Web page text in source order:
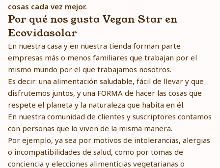
cosas cada vez mejor.
Por qué nos gusta Vegan Star en
Ecovidasolar
En nuestra casa y en nuestra tienda forman parte
empresas más o menos familiares que trabajan por el
mismo mundo por el que trabajamos nosotros.
Es decir: una alimentación saludable, fácil de llevar y que
disfrutemos juntos, y una FORMA de hacer las cosas que
respete el planeta y la naturaleza que habita en él.
En nuestra comunidad de clientes y suscriptores contamos
con personas que lo viven de la misma manera.
Por ejemplo, ya sea por motivos de intolerancias, alergias
o incompatibilidades de salud, como por tomas de
conciencia y elecciones alimenticias vegetarianas o